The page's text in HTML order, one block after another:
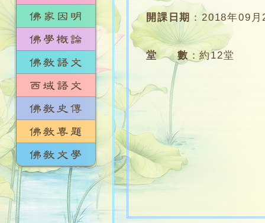
開課日期 ：2018年09月
堂 數 ：約12堂